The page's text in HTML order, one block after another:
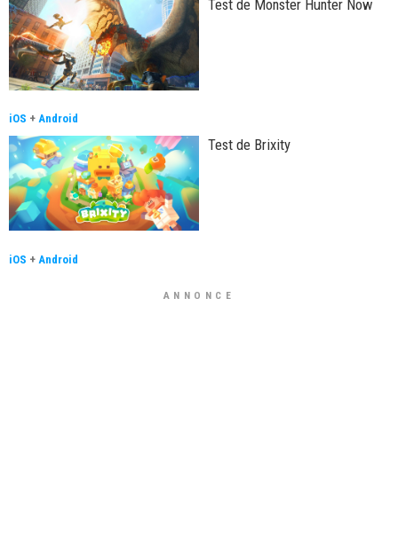
Test de Monster Hunter Now
iOS + Android
Test de Brixity
iOS + Android
ANNONCE